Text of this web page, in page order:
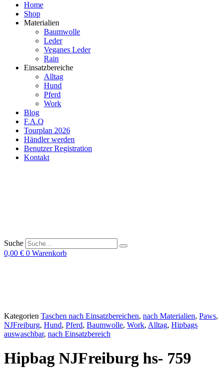
Home
Shop
Materialien
Baumwolle
Leder
Veganes Leder
Rain
Einsatzbereiche
Alltag
Hund
Pferd
Work
Blog
F.A.Q
Tourplan 2026
Händler werden
Benutzer Registration
Kontakt
Suche
0,00 € 0 Warenkorb
Kategorien Taschen nach Einsatzbereichen, nach Materialien, Paws,
NJFreiburg, Hund, Pferd, Baumwolle, Work, Alltag, Hipbags
auswaschbar, nach Einsatzbereich
Hipbag NJFreiburg hs- 759